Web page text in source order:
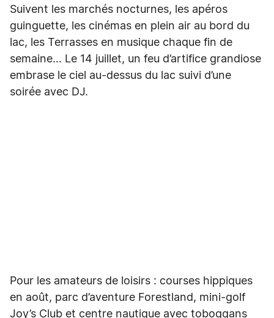
Suivent les marchés nocturnes, les apéros
guinguette, les cinémas en plein air au bord du
lac, les Terrasses en musique chaque fin de
semaine… Le 14 juillet, un feu d’artifice grandiose
embrase le ciel au-dessus du lac suivi d’une
soirée avec DJ.
Pour les amateurs de loisirs : courses hippiques
en août, parc d’aventure Forestland, mini-golf
Joy’s Club et centre nautique avec toboggans